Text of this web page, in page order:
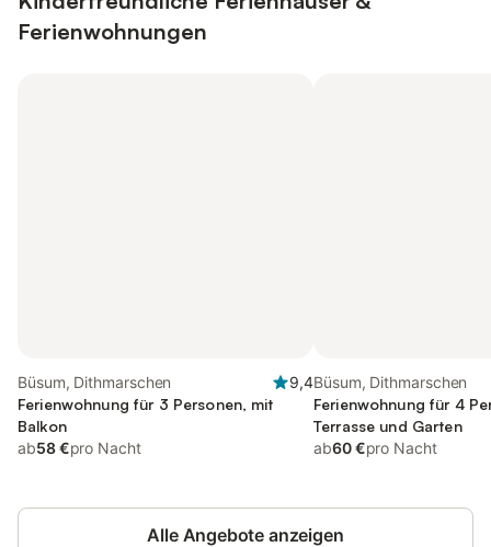
Ferienwohnungen
Büsum, Dithmarschen
9,4
Ferienwohnung für 3 Personen, mit
Balkon
ab58 €pro Nacht
Büsum, Dithmarschen
Ferienwohnung für 4
Terrasse und Garten
ab60 €pro Nacht
Alle Angebote anzeigen